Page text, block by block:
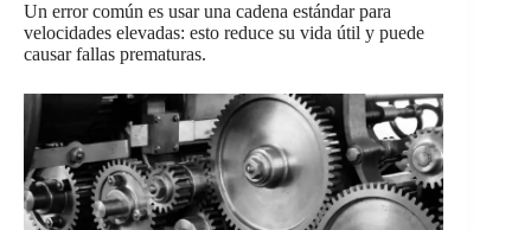
Un error común es usar una cadena estándar para
velocidades elevadas: esto reduce su vida útil y puede
causar fallas prematuras.